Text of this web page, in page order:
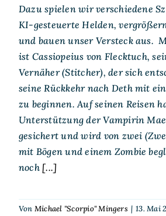
Dazu spielen wir verschiedene
KI-gesteuerte Helden,
und bauen unser Versteck aus.
ist Cassiopeius von Flecktuch,
Vernäher (Stitcher), der sich
seine Rückkehr nach Deth mit
zu beginnen. Auf seinen Reisen
Unterstützung der Vampirin
gesichert und wird von zwei
mit Bögen und einem Zombie
noch[...]
Von Michael "Scorpio" Mingers | 13. Mai